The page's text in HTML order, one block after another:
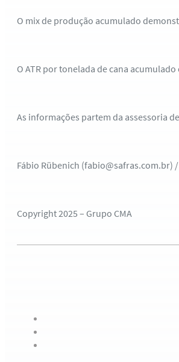
O mix de produção acumulado
O ATR por tonelada de cana
As informações partem da assessoria
Fábio Rübenich (fabio@safras.com.br) /
Copyright 2025 – Grupo CMA